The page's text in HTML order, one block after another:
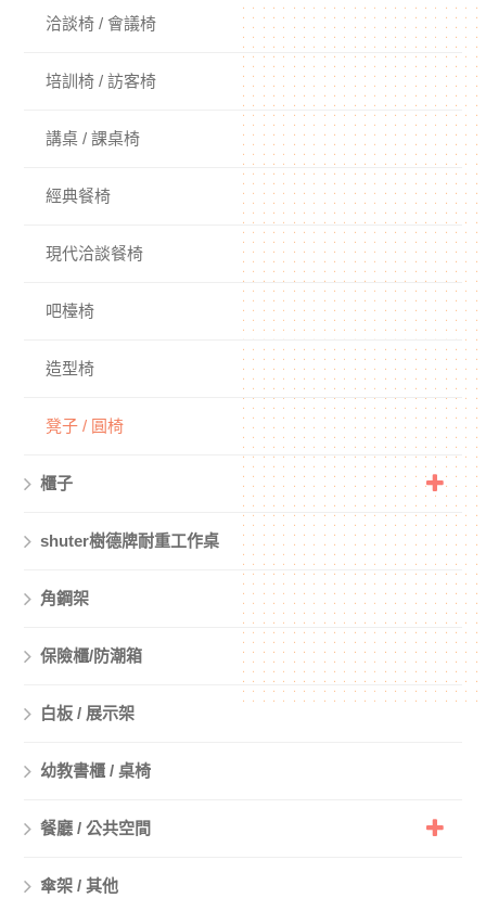
洽談椅 / 會議椅
培訓椅 / 訪客椅
講桌 / 課桌椅
經典餐椅
現代洽談餐椅
吧檯椅
造型椅
凳子 / 圓椅
櫃子
shuter樹德牌耐重工作桌
角鋼架
保險櫃/防潮箱
白板 / 展示架
幼教書櫃 / 桌椅
餐廳 / 公共空間
傘架 / 其他